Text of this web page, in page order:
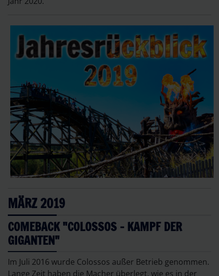
MÄRZ 2019
COMEBACK "COLOSSOS - KAMPF DER
GIGANTEN"
Im Juli 2016 wurde Colossos außer Betrieb genommen.
Lange Zeit haben die Macher überlegt, wie es in der